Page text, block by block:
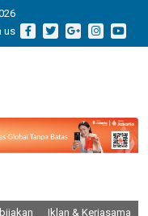
us
Iklan & Kerjasama